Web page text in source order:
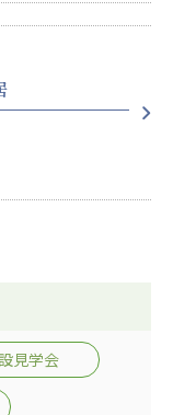
見学会